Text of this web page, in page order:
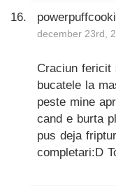
december 23rd,
Craciun
bucatele la
peste mine
cand e burta
pus deja
completari:D